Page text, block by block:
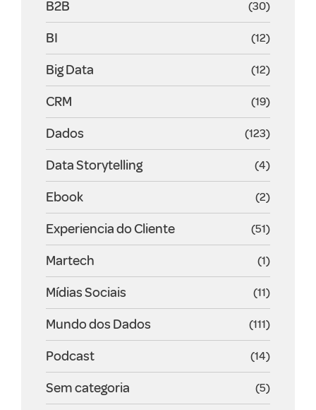
B2B (30)
BI (12)
Big Data (12)
CRM (19)
Dados (123)
Data Storytelling (4)
Ebook (2)
Experiencia do Cliente (51)
Martech (1)
Mídias Sociais (11)
Mundo dos Dados (111)
Podcast (14)
Sem categoria (5)